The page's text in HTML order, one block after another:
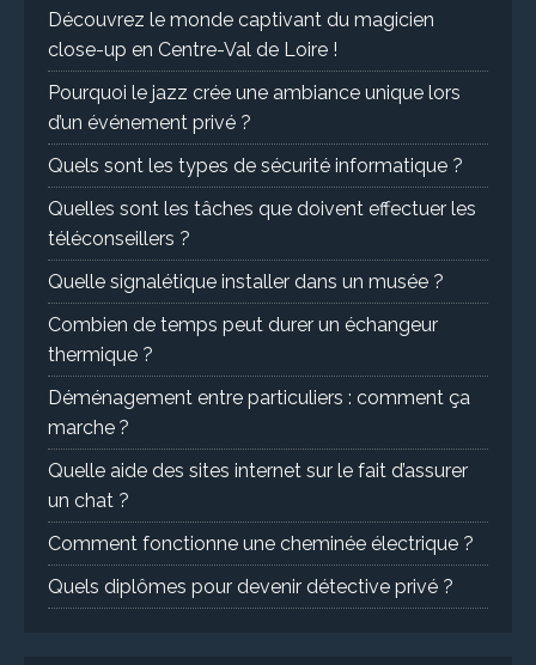
Découvrez le monde captivant du magicien
close-up en Centre-Val de Loire !
Pourquoi le jazz crée une ambiance unique lors
d’un événement privé ?
Quels sont les types de sécurité informatique ?
Quelles sont les tâches que doivent effectuer les
téléconseillers ?
Quelle signalétique installer dans un musée ?
Combien de temps peut durer un échangeur
thermique ?
Déménagement entre particuliers : comment ça
marche ?
Quelle aide des sites internet sur le fait d’assurer
un chat ?
Comment fonctionne une cheminée électrique ?
Quels diplômes pour devenir détective privé ?